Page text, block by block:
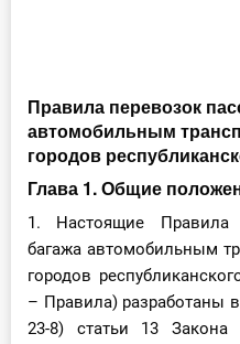
Правила перевозок
автомобильным
городов
Глава 1. Общие
1. Настоящие Правила
багажа автомобильным
городов
– Правила) разработаны
23-8) статьи 13 Закона